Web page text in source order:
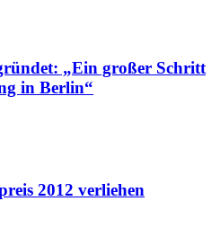
„Ein großer Schritt
in Berlin“
2012 verliehen